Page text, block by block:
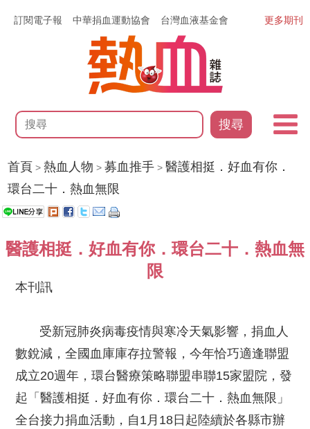
訂閱電子報 中華捐血運動協會 台灣血液基金會
搜尋
更多期刊
首頁 >熱血人物 >募血推手 >醫護相挺．好血有你．
環台二十．熱血無限
醫護相挺．好血有你．環台二十．熱血無
限
本刊訊
受新冠肺炎病毒疫情與寒冷天氣影響，捐血人
數銳減，全國血庫庫存拉警報，今年恰巧適逢聯盟
成立20週年，環台醫療策略聯盟串聯15家盟院，發
起「醫護相挺．好血有你．環台二十．熱血無限」
全台接力捐血活動，自1月18日起陸續於各縣市辦